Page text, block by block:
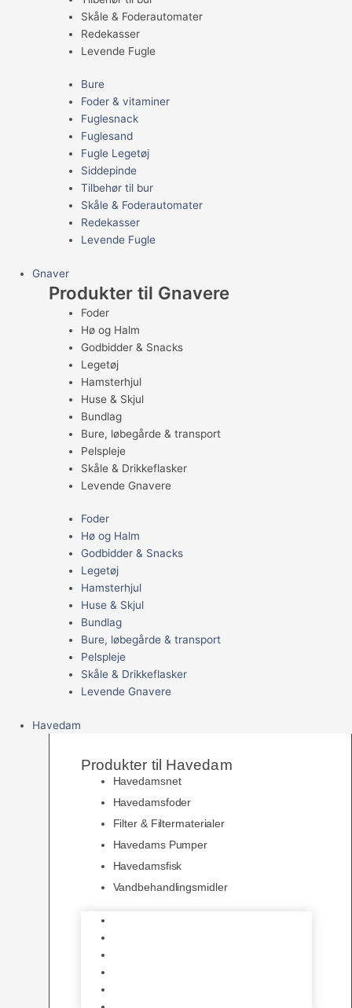
Skåle & Foderautomater
Redekasser
Levende Fugle
Bure
Foder & vitaminer
Fuglesnack
Fuglesand
Fugle Legetøj
Siddepinde
Tilbehør til bur
Skåle & Foderautomater
Redekasser
Levende Fugle
Gnaver
Produkter til Gnavere
Foder
Hø og Halm
Godbidder & Snacks
Legetøj
Hamsterhjul
Huse & Skjul
Bundlag
Bure, løbegårde & transport
Pelspleje
Skåle & Drikkeflasker
Levende Gnavere
Foder
Hø og Halm
Godbidder & Snacks
Legetøj
Hamsterhjul
Huse & Skjul
Bundlag
Bure, løbegårde & transport
Pelspleje
Skåle & Drikkeflasker
Levende Gnavere
Havedam
Produkter til Havedam
Havedamsnet
Havedamsfoder
Filter & Filtermaterialer
Havedams Pumper
Havedamsfisk
Vandbehandlingsmidler